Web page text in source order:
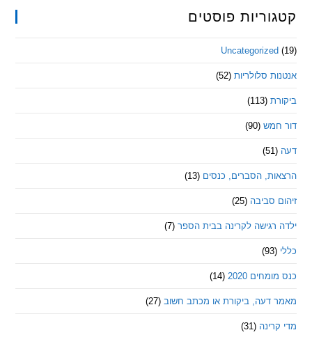
פוסטים
סלולריות (52)
(90)
הסברים, כנסים (13)
סביבה (25)
לקרינה בבית הספר (7)
2020
(14)
ביקורת או מכתב חשוב (27)
(31)